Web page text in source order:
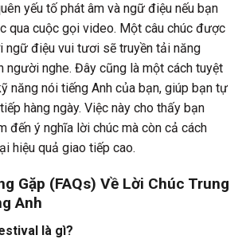
yếu tố phát âm và ngữ điệu nếu bạn
qua cuộc gọi video. Một câu chúc được
ngữ điệu vui tươi sẽ truyền tải năng
người nghe. Đây cũng là một cách tuyệt
năng nói tiếng Anh của bạn, giúp bạn tự
hàng ngày. Việc này cho thấy bạn
đến ý nghĩa lời chúc mà còn cả cách
hiệu quả giao tiếp cao.
Gặp (FAQs) Về Lời Chúc Trung
Anh
là gì?